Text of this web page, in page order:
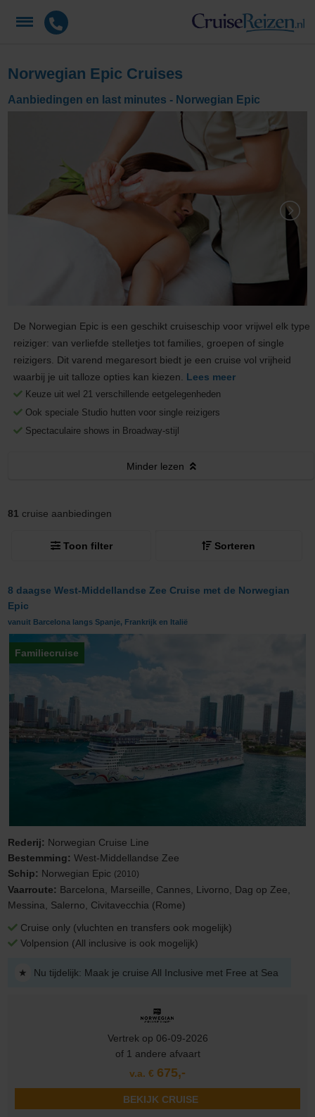
Norwegian Epic Cruises
Aanbiedingen en last minutes - Norwegian Epic
De Norwegian Epic is een geschikt cruiseschip voor vrijwel elk type
reiziger: van verliefde stelletjes tot families, groepen of single
reizigers. Dit varend megaresort biedt je een cruise vol vrijheid
waarbij je uit talloze opties kan kiezen. Lees meer
Keuze uit wel 21 verschillende eetgelegenheden
Ook speciale Studio hutten voor single reizigers
Spectaculaire shows in Broadway-stijl
Minderlezen
81 cruise aanbiedingen
Toon filter Sorteren
8 daagse West-Middellandse Zee Cruise met de Norwegian
Epic
vanuit Barcelona langs Spanje, Frankrijk en Italië
Familiecruise
Rederij: Norwegian Cruise Line
Bestemming:West-Middellandse Zee
Schip: Norwegian Epic (2010)
Vaarroute: Barcelona, Marseille, Cannes, Livorno, Dag op Zee,
Messina, Salerno, Civitavecchia (Rome)
Cruise only (vluchten en transfers ook mogelijk)
Volpension (All inclusive is ook mogelijk)
★ Nu tijdelijk: Maak je cruise All Inclusive met Free at Sea
Vertrek op 06-09-2026
of 1 andere afvaart
v.a. € 675,-
BEKIJK CRUISE